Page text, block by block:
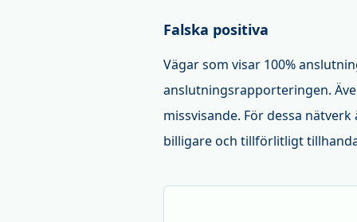
Falska positiva
Vägar som visar 100%
anslutningsrapporteringen.
missvisande. För dessa
billigare och tillförlitligt